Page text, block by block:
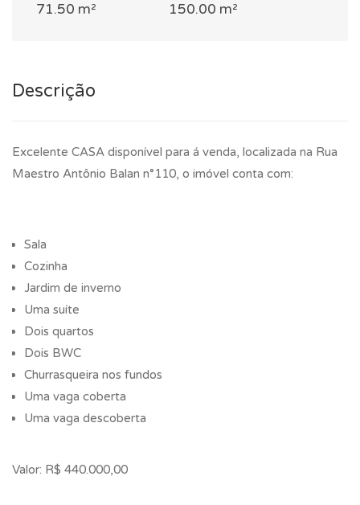
71.50 m²
150.00 m²
Descrição
Excelente CASA disponível para á venda, localizada na Rua
Maestro Antônio Balan n°110, o imóvel conta com:
Sala
Cozinha
Jardim de inverno
Uma suíte
Dois quartos
Dois BWC
Churrasqueira nos fundos
Uma vaga coberta
Uma vaga descoberta
Valor: R$ 440.000,00